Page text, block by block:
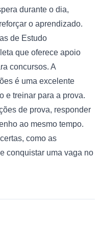
durante o dia,
o aprendizado.
de Estudo
que oferece apoio
concursos. A
é uma excelente
e treinar para a prova.
de prova, responder
ao mesmo tempo.
como as
conquistar uma vaga no